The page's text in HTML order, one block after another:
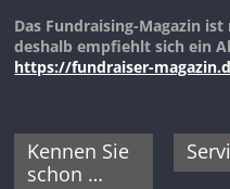
Das Fundraising-Magazin
deshalb empfiehlt sich ein
https://fundraiser-
Kennen Sie
schon …